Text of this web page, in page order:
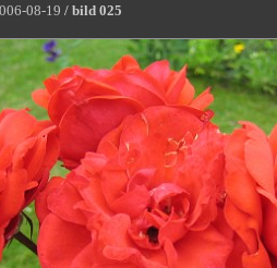
08-19 / bild 025